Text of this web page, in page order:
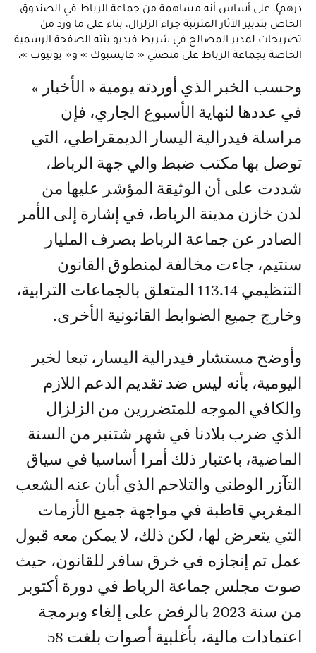
درهم)، على أساس أنه مساهمة من جماعة الرباط في الصندوق
الخاص بتدبير الآثار المترتبة جراء الزلزال، بناء على ما ورد من
تصريحات لمدير المصالح في شريط فيديو بثته الصفحة الرسمية
الخاصة بجماعة الرباط على منصتي « فايسبوك » و« يوتيوب ».
وحسب الخبر الذي أوردته يومية « الأخبار »
في عددها لنهاية الأسبوع الجاري، فإن
مراسلة فيدرالية اليسار الديمقراطي، التي
توصل بها مكتب ضبط والي جهة الرباط،
شددت على أن الوثيقة المؤشر عليها من
لدن خازن مدينة الرباط، في إشارة إلى الأمر
الصادر عن جماعة الرباط بصرف المليار
سنتيم، جاءت مخالفة لمنطوق القانون
التنظيمي 113.14 المتعلق بالجماعات الترابية،
وخارج جميع الضوابط القانونية الأخرى.
وأوضح مستشار فيدرالية اليسار، تبعا لخبر
اليومية، بأنه ليس ضد تقديم الدعم اللازم
والكافي الموجه للمتضررين من الزلزال
الذي ضرب بلادنا في شهر شتنبر من السنة
الماضية، باعتبار ذلك أمرا أساسيا في سياق
التآزر الوطني والتلاحم الذي أبان عنه الشعب
المغربي قاطبة في مواجهة جميع الأزمات
التي يتعرض لها، لكن ذلك، لا يمكن معه قبول
عمل تم إنجازه في خرق سافر للقانون، حيث
صوت مجلس جماعة الرباط في دورة أكتوبر
من سنة 2023 بالرفض على إلغاء وبرمجة
اعتمادات مالية، بأغلبية أصوات بلغت 58